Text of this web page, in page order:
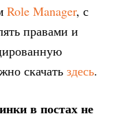
Role Manager, с
правами и
скачатьздесь.
в постах не